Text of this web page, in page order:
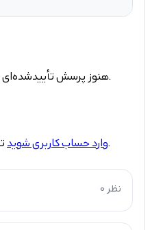
هنوز پرسش تأییدشده‌ای برای این محصول ثبت نشده است.
وارد حساب کاربری شویدتا بتوانید پرسش یا پاسخ ثبت کنید.
0 نظر